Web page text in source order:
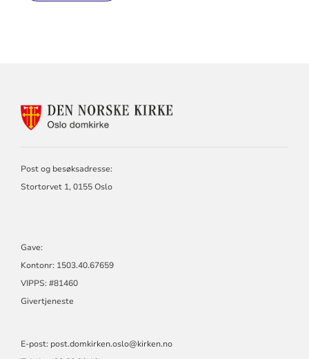
KONTAKTINFORMASJON
Post og besøksadresse:
Stortorvet 1, 0155 Oslo
Gave:
Kontonr: 1503.40.67659
VIPPS: #81460
Givertjeneste
E-post: post.domkirken.oslo@kirken.no